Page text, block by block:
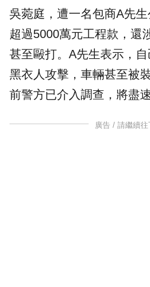
吳菀庭，遭一名包商A先
超過5000萬元工程款 ，還
甚至毆打。A先生表示，
黑衣人攻擊，車輛甚至被
前警方已介入調查，將盡
廣告 / 請繼續往